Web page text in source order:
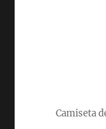
Camiseta